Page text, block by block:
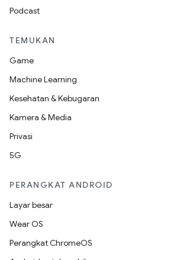
Podcast
TEMUKAN
Game
Machine Learning
Kesehatan & Kebugaran
Kamera & Media
Privasi
5G
PERANGKAT ANDROID
Layar besar
Wear OS
Perangkat ChromeOS